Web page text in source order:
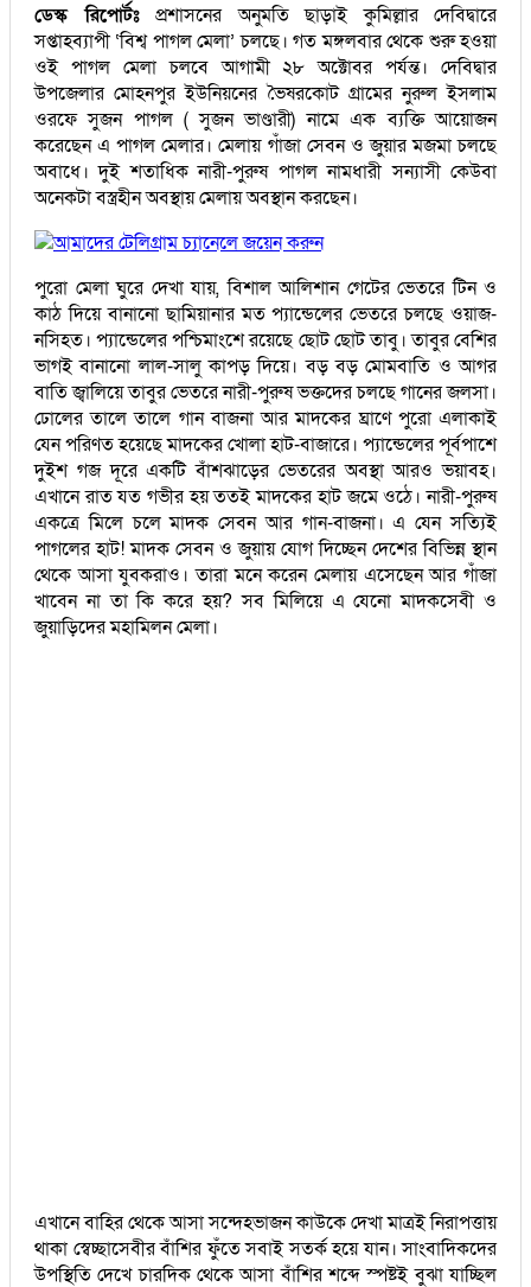
ডেস্ক রিপোর্টঃপ্রশাসনের অনুমতি ছাড়াই কুমিল্লার দেবিদ্বারে
সপ্তাহব্যাপী ‘বিশ্ব পাগল মেলা’ চলছে। গত মঙ্গলবার থেকে শুরু হওয়া
ওই পাগল মেলা চলবে আগামী ২৮ অক্টোবর পর্যন্ত। দেবিদ্বার
উপজেলার মোহনপুর ইউনিয়নের ভৈষরকোট গ্রামের নুরুল ইসলাম
ওরফে সুজন পাগল ( সুজন ভাণ্ডারী) নামে এক ব্যক্তি আয়োজন
করেছেন এ পাগল মেলার। মেলায় গাঁজা সেবন ও জুয়ার মজমা চলছে
অবাধে। দুই শতাধিক নারী-পুরুষ পাগল নামধারী সন্যাসী কেউবা
অনেকটা বস্ত্রহীন অবস্থায় মেলায় অবস্থান করছেন।
আমাদের টেলিগ্রাম চ্যানেলে জয়েন করুন
পুরো মেলা ঘুরে দেখা যায়, বিশাল আলিশান গেটের ভেতরে টিন ও
কাঠ দিয়ে বানানো ছামিয়ানার মত প্যান্ডেলের ভেতরে চলছে ওয়াজ-
নসিহত। প্যান্ডেলের পশ্চিমাংশে রয়েছে ছোট ছোট তাবু। তাবুর বেশির
ভাগই বানানো লাল-সালু কাপড় দিয়ে। বড় বড় মোমবাতি ও আগর
বাতি জ্বালিয়ে তাবুর ভেতরে নারী-পুরুষ ভক্তদের চলছে গানের জলসা।
ঢোলের তালে তালে গান বাজনা আর মাদকের ঘ্রাণে পুরো এলাকাই
যেন পরিণত হয়েছে মাদকের খোলা হাট-বাজারে। প্যান্ডেলের পূর্বপাশে
দুইশ গজ দূরে একটি বাঁশঝাড়ের ভেতরের অবস্থা আরও ভয়াবহ।
এখানে রাত যত গভীর হয় ততই মাদকের হাট জমে ওঠে। নারী-পুরুষ
একত্রে মিলে চলে মাদক সেবন আর গান-বাজনা। এ যেন সত্যিই
পাগলের হাট! মাদক সেবন ও জুয়ায় যোগ দিচ্ছেন দেশের বিভিন্ন স্থান
থেকে আসা যুবকরাও। তারা মনে করেন মেলায় এসেছেন আর গাঁজা
খাবেন না তা কি করে হয়? সব মিলিয়ে এ যেনো মাদকসেবী ও
জুয়াড়িদের মহামিলন মেলা।
এখানে বাহির থেকে আসা সন্দেহভাজন কাউকে দেখা মাত্রই নিরাপত্তায়
থাকা স্বেচ্ছাসেবীর বাঁশির ফুঁতে সবাই সতর্ক হয়ে যান। সাংবাদিকদের
উপস্থিতি দেখে চারদিক থেকে আসা বাঁশির শব্দে স্পষ্টই বুঝা যাচ্ছিল